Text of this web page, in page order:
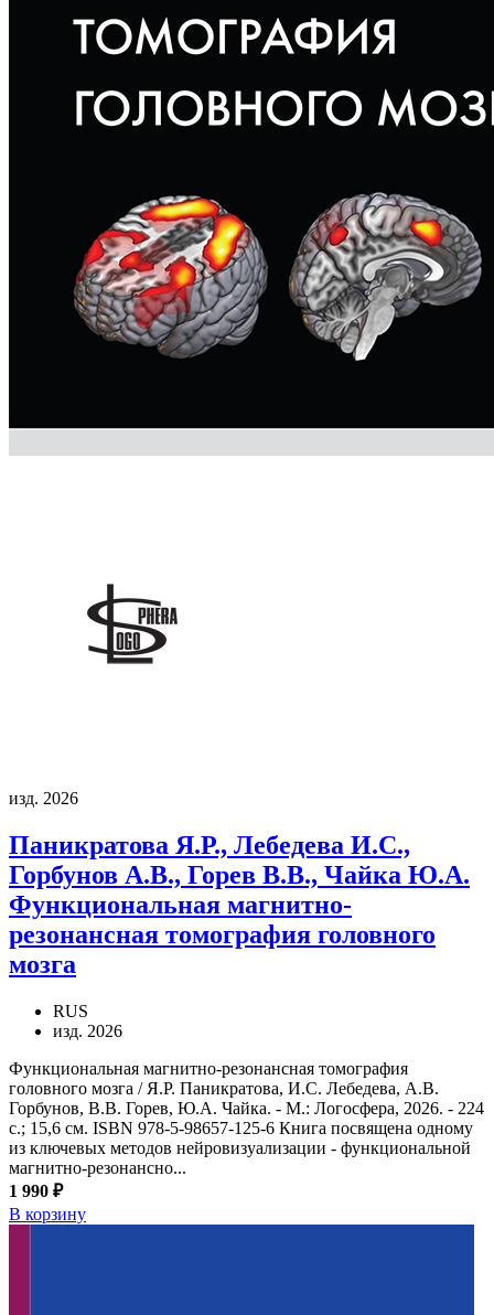
изд. 2026
Паникратова Я.Р., Лебедева И.С.,
Горбунов А.В., Горев В.В., Чайка Ю.А.
Функциональная магнитно-
резонансная томография головного
мозга
RUS
изд. 2026
Функциональная магнитно-резонансная томография
головного мозга / Я.Р. Паникратова, И.С. Лебедева, А.В.
Горбунов, В.В. Горев, Ю.А. Чайка. - М.: Логосфера, 2026. - 224
с.; 15,6 см. ISBN 978-5-98657-125-6 Книга посвящена одному
из ключевых методов нейровизуализации - функциональной
магнитно-резонансно...
1 990 ₽
В корзину